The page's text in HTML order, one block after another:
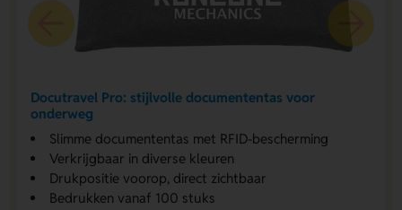
Docutravel Pro: stijlvolle documententas voor
onderweg
Slimme documententas met RFID-bescherming
Verkrijgbaar in diverse kleuren
Drukpositie voorop, direct zichtbaar
Bedrukken vanaf 100 stuks